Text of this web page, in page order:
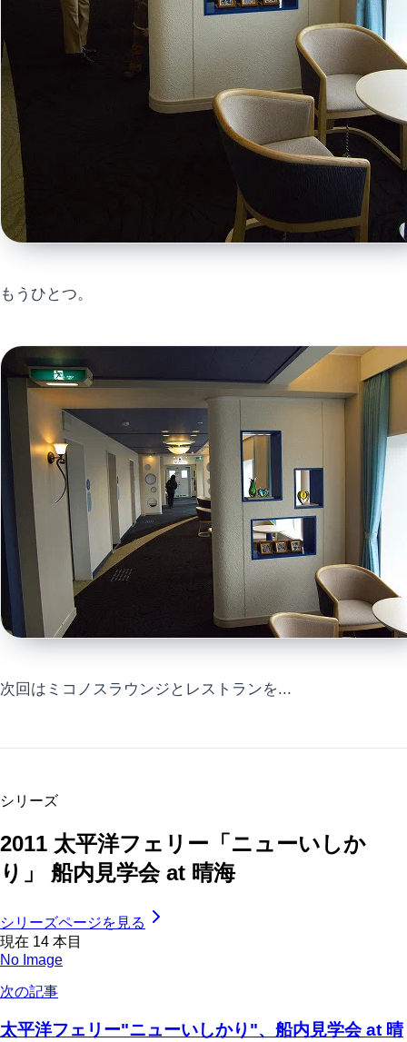
もうひとつ。
次回はミコノスラウンジとレストランを...
シリーズ
2011 太平洋フェリー「ニューいしか
り」 船内見学会 at 晴海
シリーズページを見る
現在 14 本目
No Image
次の記事
太平洋フェリー"ニューいしかり"、船内見学会 at 晴